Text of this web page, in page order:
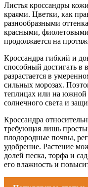
Листья кроссандры
краями. Цветки, как
разнообразными
красными,
продолжается на
Кроссандра гибкий и
способный достигать в
разрастается в
сильных морозах.
теплицах или на южной
солнечного света и
Кроссандра
требующая лишь
плодородные почвы,
удобрение. Растение
долей песка, торфа и
его влажность и